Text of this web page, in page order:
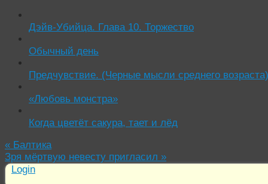
Дэйв-Убийца. Глава 10. Торжество
Обычный день
Предчувствие. (Черные мысли среднего возраста)
«Любовь монстра»
Когда цветёт сакура, тает и лёд
« Балтика
Зря мёртвую невесту пригласил »
Login